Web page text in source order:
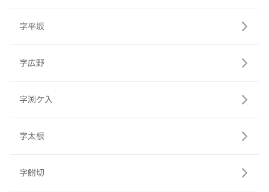
字平坂
字広野
字渕ケ入
字太根
字鮒切